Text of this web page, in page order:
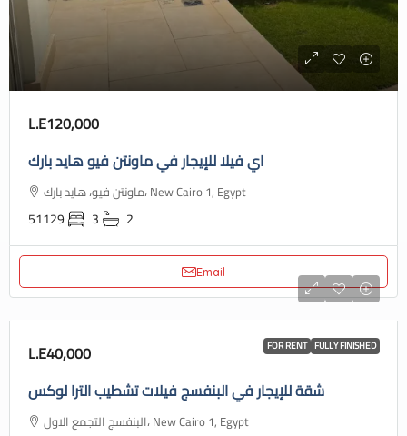
L.E120,000
اي فيلا للإيجار في ماونتن فيو هايد بارك
ماونتن فيو، هايد بارك، New Cairo 1, Egypt
51129 3 2
Email
FOR RENT FULLY FINISHED
L.E40,000
شقة للإيجار في البنفسج فيلات تشطيب الترا لوكس
البنفسج التجمع الاول، New Cairo 1, Egypt